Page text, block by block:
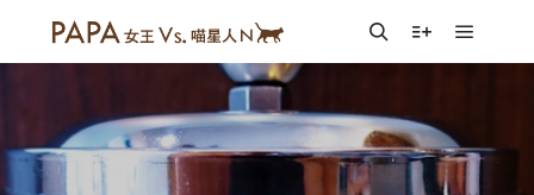
SearchMore info
Main